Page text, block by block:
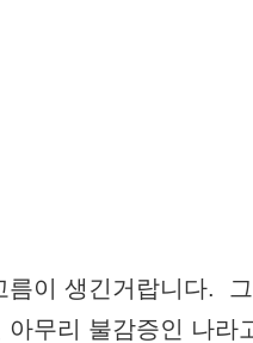
름이 생긴거랍니다.
무리 불감증인 나라